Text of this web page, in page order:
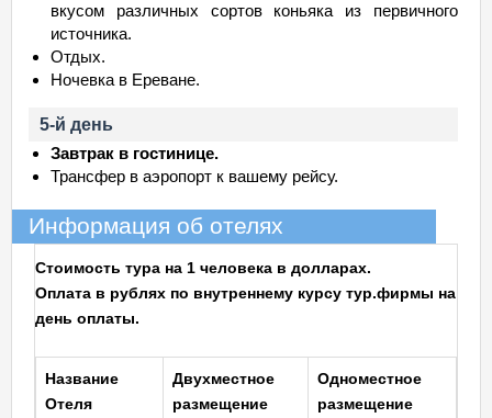
вкусом различных сортов коньяка из первичного
источника.
Отдыx.
Ночевка в Ереване.
5-й день
Завтрак в гостинице.
Трансфер в аэропорт к вашему рейсу.
Информация об отелях
Стоимость тура на 1 человека в долларах.
Оплата в рублях по внутреннему курсу тур.фирмы на
день оплаты.
Название
Отеля
Двухместное
размещение
Одноместное
размещение